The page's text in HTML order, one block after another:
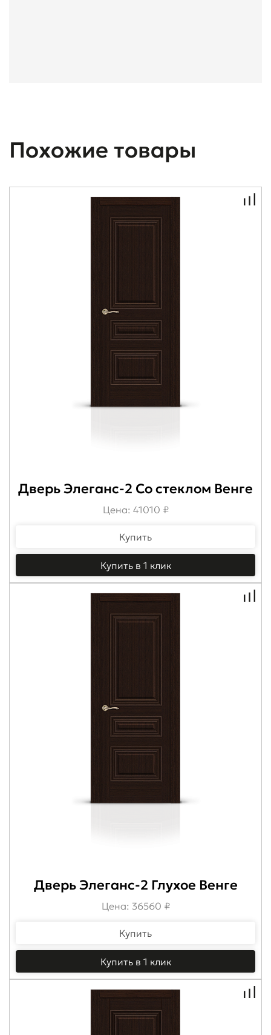
Похожие товары
Дверь Элеганс-2 Со стеклом Венге
Цена: 41010 ₽
Купить
Купить в 1 клик
Дверь Элеганс-2 Глухое Венге
Цена: 36560 ₽
Купить
Купить в 1 клик